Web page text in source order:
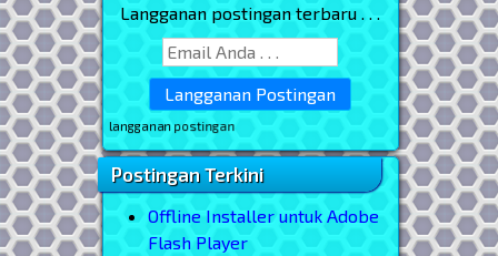
Langganan postingan terbaru . . .
postingan
Postingan Terkini
Offline Installer untuk Adobe
Flash Player